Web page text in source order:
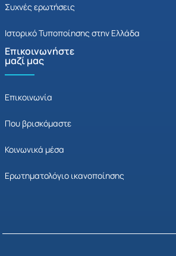
Συχνές ερωτήσεις
Ιστορικό Τυποποίησης στην Ελλάδα
Επικοινωνήστε
μαζί μας
Επικοινωνία
Που βρισκόμαστε
Κοινωνικά μέσα
Ερωτηματολόγιο ικανοποίησης